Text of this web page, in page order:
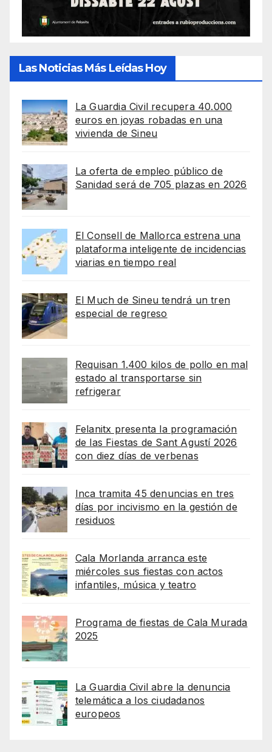
Las Noticias Más Leídas Hoy
La Guardia Civil recupera 40.000
euros en joyas robadas en una
vivienda de Sineu
La oferta de empleo público de
Sanidad será de 705 plazas en 2026
El Consell de Mallorca estrena una
plataforma inteligente de incidencias
viarias en tiempo real
El Much de Sineu tendrá un tren
especial de regreso
Requisan 1.400 kilos de pollo en mal
estado al transportarse sin
refrigerar
Felanitx presenta la programación
de las Fiestas de Sant Agustí 2026
con diez días de verbenas
Inca tramita 45 denuncias en tres
días por incivismo en la gestión de
residuos
Cala Morlanda arranca este
miércoles sus fiestas con actos
infantiles, música y teatro
Programa de fiestas de Cala Murada
2025
La Guardia Civil abre la denuncia
telemática a los ciudadanos
europeos